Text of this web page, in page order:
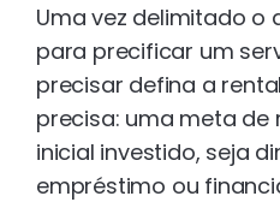
Uma vez delimitado o
para precificar um
precisar defina a
precisa: uma meta
inicial investido, seja
empréstimo ou